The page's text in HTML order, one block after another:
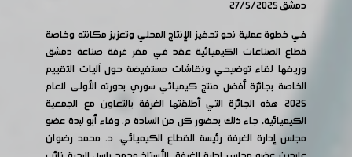
دمشق 27/5/2025
في خطوة عملية نحو تحفيز الإنتاج المحلي وتعزيز مكانته وخاصة
قطاع الصناعات الكيميائية عقد في مقر غرفة صناعة دمشق
وريفها لقاء توضيحي ونقاشات مستفيضة حول آليات التقييم
الخاصة بجائزة أفضل منتج كيميائي سوري بدورته الأولى للعام
2025 هذه الجائزة التي أطلقتها الغرفة بالتعاون مع الجمعية
الكيميائية، جاء ذلك بحضور كل من السادة م. وفاء أبو لبدة عضو
مجلس إدارة الغرفة رئيسة القطاع الكيميائي، د. محمد رضوان